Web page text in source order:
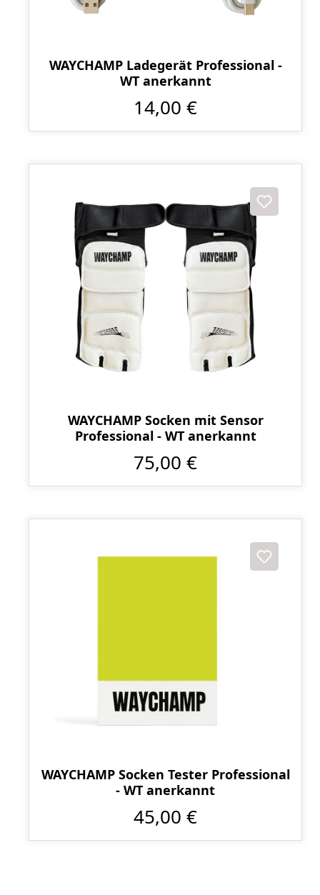
WAYCHAMP Ladegerät Professional -
WT anerkannt
14,00 €
WAYCHAMP Socken mit Sensor
Professional - WT anerkannt
75,00 €
WAYCHAMP Socken Tester Professional
- WT anerkannt
45,00 €